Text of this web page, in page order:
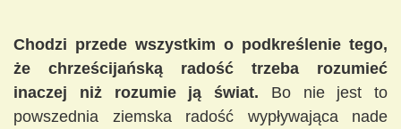
Chodzi przede wszystkim o podkreślenie tego,
że chrześcijańską radość trzeba rozumieć
inaczej niż rozumie ją świat. Bo nie jest to
powszednia ziemska radość wypływająca nade